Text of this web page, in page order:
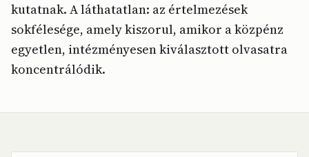
kutatnak. A láthatatlan: az értelmezések
sokfélesége, amely kiszorul, amikor a közpénz
egyetlen, intézményesen kiválasztott olvasatra
koncentrálódik.